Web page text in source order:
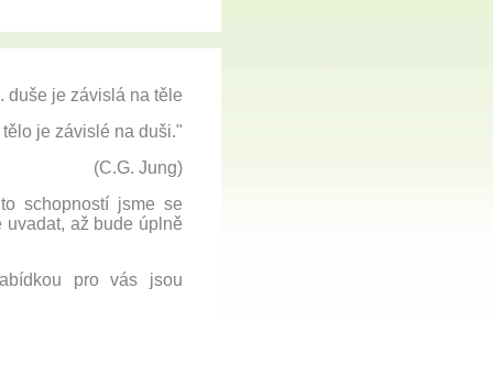
duše je závislá na těle
tělo je závislé na duši."
(C.G. Jung)
schopností jsme se
až bude úplně
pro vás jsou